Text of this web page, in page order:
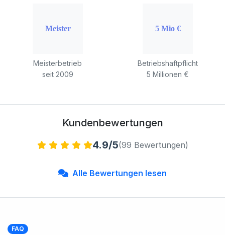
Meisterbetrieb
seit 2009
Betriebshaftpflicht
5 Millionen €
Kundenbewertungen
4.9/5(99 Bewertungen)
Alle Bewertungen lesen
FAQ